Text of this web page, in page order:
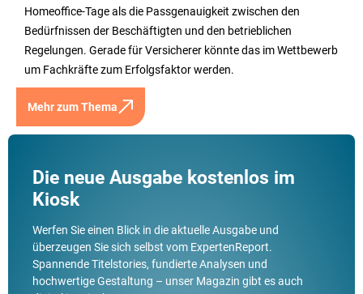
Homeoffice-Tage als die Passgenauigkeit zwischen den
Bedürfnissen der Beschäftigten und den betrieblichen
Regelungen. Gerade für Versicherer könnte das im Wettbewerb
um Fachkräfte zum Erfolgsfaktor werden.
Mehr zum Thema
Die neue Ausgabe kostenlos im
Kiosk
Werfen Sie einen Blick in die aktuelle Ausgabe und
überzeugen Sie sich selbst vom ExpertenReport.
Spannende Titelstories, fundierte Analysen und
hochwertige Gestaltung – unser Magazin gibt es auch